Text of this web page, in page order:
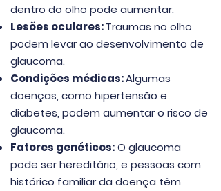
dentro do olho pode aumentar.
Lesões oculares:Traumas no olho
podem levar ao desenvolvimento de
glaucoma.
Condições médicas:Algumas
doenças, como hipertensão e
diabetes, podem aumentar o risco de
glaucoma.
Fatores genéticos:O glaucoma
pode ser hereditário, e pessoas com
histórico familiar da doença têm